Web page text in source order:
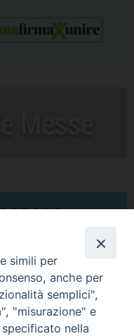
di S.E.R. Mons. Agostino
simili per
anche per
semplici",
"misurazione" e
nella